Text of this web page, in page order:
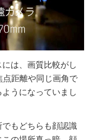
は、画質比較がし
距離や同じ画角で
うになっていまし
もどちらも顔認識